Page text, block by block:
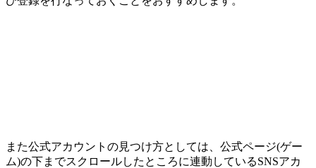
また公式アカウントの見つけ方としては、公式ページ(ゲー
ム)の下までスクロールしたところに連動しているSNSアカ